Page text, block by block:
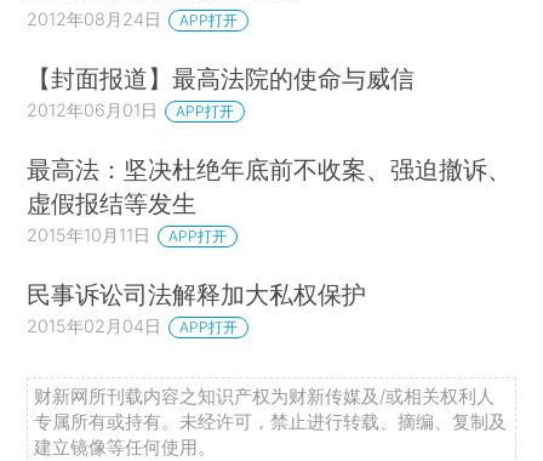
2012年08月24日 APP打开
【封面报道】最高法院的使命与威信
2012年06月01日 APP打开
最高法：坚决杜绝年底前不收案、强迫撤诉、
虚假报结等发生
2015年10月11日 APP打开
民事诉讼司法解释加大私权保护
2015年02月04日 APP打开
财新网所刊载内容之知识产权为财新传媒及/或相关权利人
专属所有或持有。未经许可，禁止进行转载、摘编、复制及
建立镜像等任何使用。